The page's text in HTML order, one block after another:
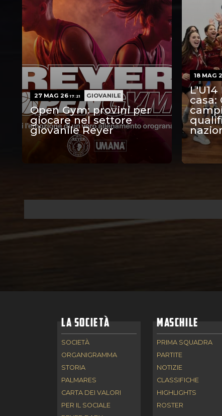
Open Gym: provini per
giocare nel settore
giovanile Reyer
27 MAG 2617:21 GIOVANILE
casa:
18 MAG
LA SOCIETÀ
SOCIETÀ
ORGANIGRAMMA
STORIA
PALMARES
CARTA DEI VALORI
PER IL SOCIALE
MASCHILE
PRIMA SQUADRA
PARTITE
NOTIZIE
CLASSIFICHE
HIGHLIGHTS
ROSTER